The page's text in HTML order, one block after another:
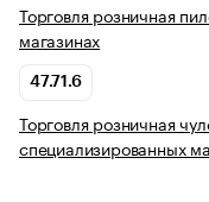
Торговля розничная
магазинах
47.71.6
Торговля розничная
специализированных